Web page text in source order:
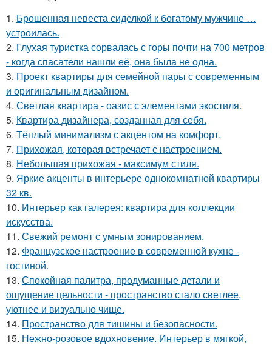
1. Брошенная невеста сиделкой к богатому мужчине …
устроилась.
2. Глухая туристка сорвалась с горы почти на 700 метров
- когда спасатели нашли её, она была не одна.
3. Проект квартиры для семейной пары с современным
и оригинальным дизайном.
4. Светлая квартира - оазис с элементами экостиля.
5. Квартира дизайнера, созданная для себя.
6. Тёплый минимализм с акцентом на комфорт.
7. Прихожая, которая встречает с настроением.
8. Небольшая прихожая - максимум стиля.
9. Яркие акценты в интерьере однокомнатной квартиры
32 кв.
10. Интерьер как галерея: квартира для коллекции
искусства.
11. Свежий ремонт с умным зонированием.
12. Французское настроение в современной кухне -
гостиной.
13. Спокойная палитра, продуманные детали и
ощущение цельности - пространство стало светлее,
уютнее и визуально чище.
14. Пространство для тишины и безопасности.
15. Нежно-розовое вдохновение. Интерьер в мягкой,